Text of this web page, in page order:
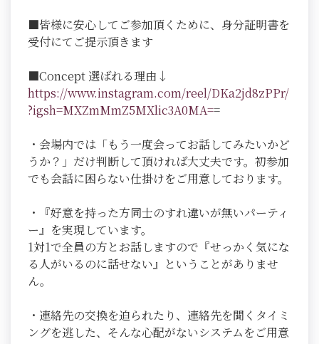
■皆様に安心してご参加頂くために、身分証明書を
受付にてご提示頂きます
■Concept 選ばれる理由↓
https://www.instagram.com/reel/DKa2jd8zPPr/
?igsh=MXZmMmZ5MXlic3A0MA==
・会場内では「もう一度会ってお話してみたいかど
うか？」だけ判断して頂ければ大丈夫です。初参加
でも会話に困らない仕掛けをご用意しております。
・『好意を持った方同士のすれ違いが無いパーティ
ー』を実現しています。
1対1で全員の方とお話しますので『せっかく気にな
る人がいるのに話せない』ということがありませ
ん。
・連絡先の交換を迫られたり、連絡先を聞くタイミ
ングを逃した、そんな心配がないシステムをご用意